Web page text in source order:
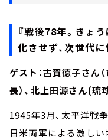
『戦後78年。きょ
化させず、次世代
ゲスト：古賀徳子さん
長）、北上田源さん(
1945年3月、太平洋戦
日米両軍による激しい